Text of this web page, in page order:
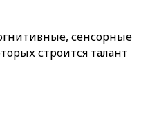
сенсорные
строится талант